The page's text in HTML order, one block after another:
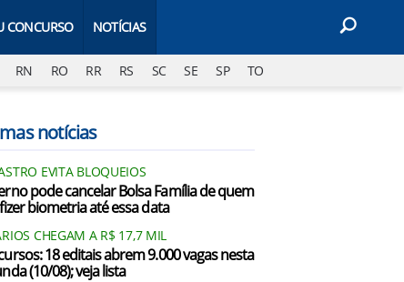
CONCURSO NOTÍCIAS
RN RO RR RS SC SE SP TO
notícias
EVITA BLOQUEIOS
pode cancelar Bolsa Família de quem
biometria até essa data
CHEGAM A R$ 17,7 MIL
18 editais abrem 9.000 vagas nesta
(10/08); veja lista